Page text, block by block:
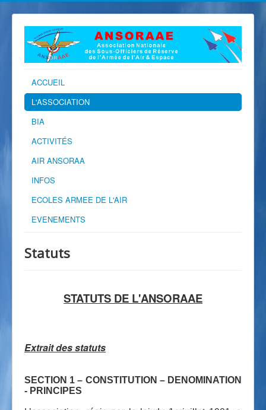
ACCUEIL
L'ASSOCIATION
BIA
ACTIVITÉS
AIR ANSORAA
INFOS
ECOLES ARMEE DE L'AIR
EVENEMENTS
Statuts
STATUTS DE L'ANSORAAE
Extrait des statuts
SECTION 1 – CONSTITUTION – DENOMINATION
- PRINCIPES